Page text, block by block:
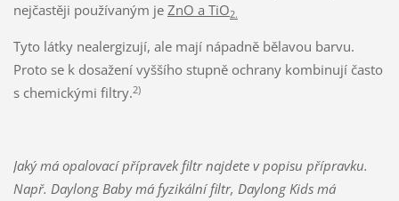
nejčastěji používaným je ZnO a TiO2.
Tyto látky nealergizují, ale mají nápadně bělavou barvu.
Proto se k dosažení vyššího stupně ochrany kombinují často
s chemickými filtry.2)
Jaký má opalovací přípravek filtr najdete v popisu přípravku.
Např. Daylong Baby má fyzikální filtr, Daylong Kids má